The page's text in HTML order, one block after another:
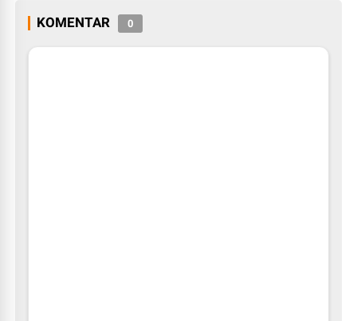
KOMENTAR 0